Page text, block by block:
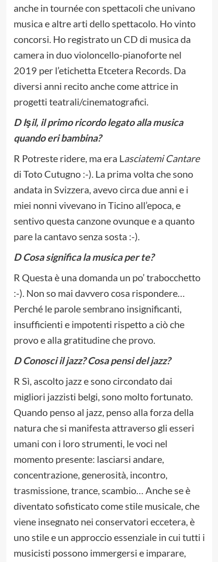
anche in tournée con spettacoli che univano
musica e altre arti dello spettacolo. Ho vinto
concorsi. Ho registrato un CD di musica da
camera in duo violoncello-pianoforte nel
2019 per l’etichetta Etcetera Records. Da
diversi anni recito anche come attrice in
progetti teatrali/cinematografici.
D Işil, il primo ricordo legato alla musica
quando eri bambina?
R Potreste ridere, ma era Lasciatemi Cantare
di Toto Cutugno :-). La prima volta che sono
andata in Svizzera, avevo circa due anni e i
miei nonni vivevano in Ticino all’epoca, e
sentivo questa canzone ovunque e a quanto
pare la cantavo senza sosta :-).
D Cosa significa la musica per te?
R Questa è una domanda un po’ trabocchetto
:-). Non so mai davvero cosa rispondere…
Perché le parole sembrano insignificanti,
insufficienti e impotenti rispetto a ciò che
provo e alla gratitudine che provo.
D Conosci il jazz? Cosa pensi del jazz?
R Sì, ascolto jazz e sono circondato dai
migliori jazzisti belgi, sono molto fortunato.
Quando penso al jazz, penso alla forza della
natura che si manifesta attraverso gli esseri
umani con i loro strumenti, le voci nel
momento presente: lasciarsi andare,
concentrazione, generosità, incontro,
trasmissione, trance, scambio… Anche se è
diventato sofisticato come stile musicale, che
viene insegnato nei conservatori eccetera, è
uno stile e un approccio essenziale in cui tutti i
musicisti possono immergersi e imparare,